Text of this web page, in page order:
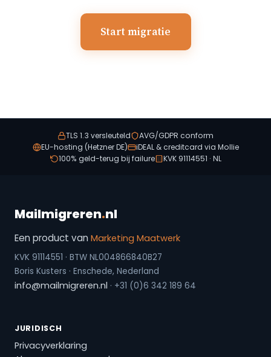
Start migratie
TLS 1.3 versleuteld
AVG/GDPR conform
EU-hosting (Hetzner DE)
iDEAL & creditcard via Mollie
100% geld-terug bij failure
KVK 91114551 · NL
Mailmigreren.nl
Een product van Marketing Maatwerk
KVK 91114551 · BTW NL004866840B27
Boris Kusters · Enschede, Nederland
info@mailmigreren.nl · +31 (0)6 342 189 64
JURIDISCH
Privacyverklaring